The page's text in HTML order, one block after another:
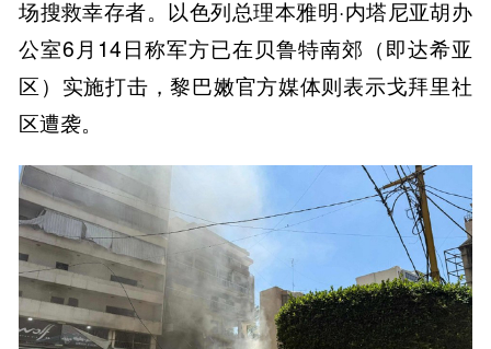
场搜救幸存者。以色列总理本雅明·内塔尼亚胡办
公室6月14日称军方已在贝鲁特南郊（即达希亚
区）实施打击，黎巴嫩官方媒体则表示戈拜里社
区遭袭。